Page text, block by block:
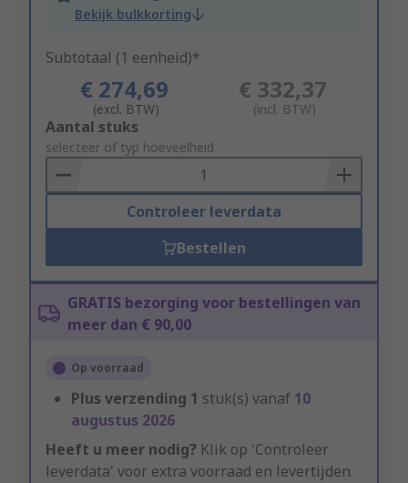
Bekijk bulkkorting
Subtotaal (1 eenheid)*
€ 274,69
(excl. BTW)
€ 332,37
(incl. BTW)
Add
to
Basket
Aantal stuks
selecteer of typ hoeveelheid
Controleer leverdata
Bestellen
GRATIS bezorging voor bestellingen van
meer dan € 90,00
Op voorraad
Plus verzending 1 stuk(s) vanaf 10
augustus 2026
Heeft u meer nodig? Klik op 'Controleer
leverdata' voor extra voorraad en levertijden.